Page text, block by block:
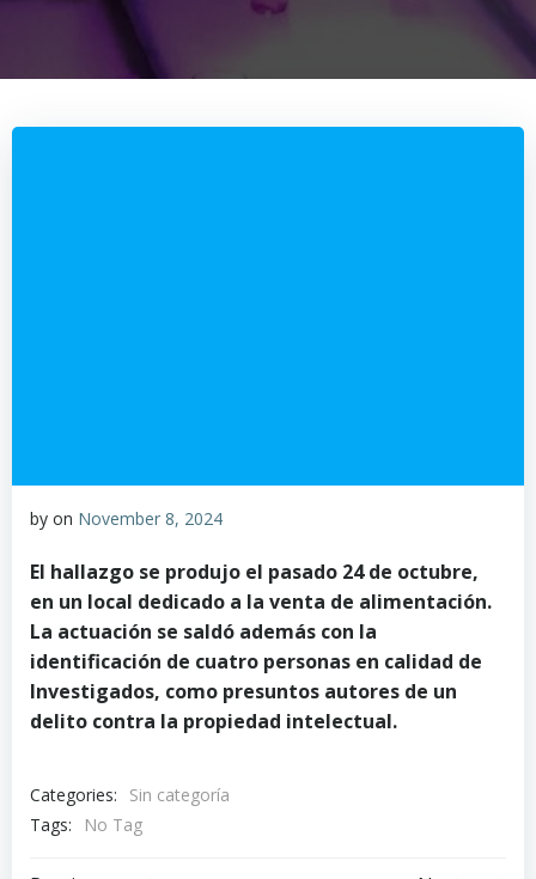
by on November 8, 2024
El hallazgo se produjo el pasado 24 de octubre,
en un local dedicado a la venta de alimentación.
La actuación se saldó además con la
identificación de cuatro personas en calidad de
Investigados, como presuntos autores de un
delito contra la propiedad intelectual.
Categories:
Sin categoría
Tags:
No Tag